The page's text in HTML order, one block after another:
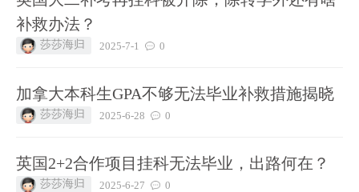
补救办法？
莎莎海归 2025-7-1 0
加拿大本科生GPA不够无法毕业补救措施揭晓
莎莎海归 2025-6-28 0
英国2+2合作项目挂科无法毕业，出路何在？
莎莎海归 2025-6-27 0